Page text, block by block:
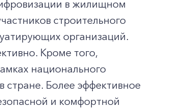
в жилищном
строительного
организаций.
Кроме того,
национального
стране. Более эффективное
и комфортной